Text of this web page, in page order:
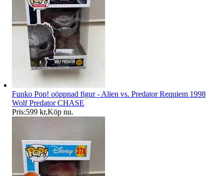
Funko Pop! oöppnad figur - Alien vs. Predator Requiem 1998
Wolf Predator CHASE
Pris:599 kr,Köp nu.